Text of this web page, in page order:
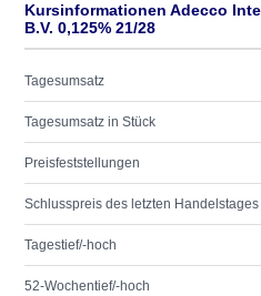
Kursinformationen Adecco
B.V. 0,125% 21/28
Tagesumsatz
Tagesumsatz in Stück
Preisfeststellungen
Schlusspreis des letzten Handelstages
Tagestief/-hoch
52-Wochentief/-hoch